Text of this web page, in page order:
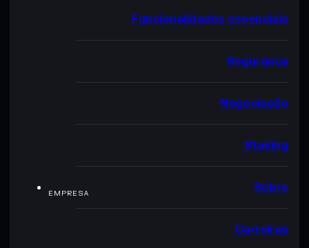
Funcionalidades essenciais
Segurança
Negociação
Staking
EMPRESA Sobre
Carreiras